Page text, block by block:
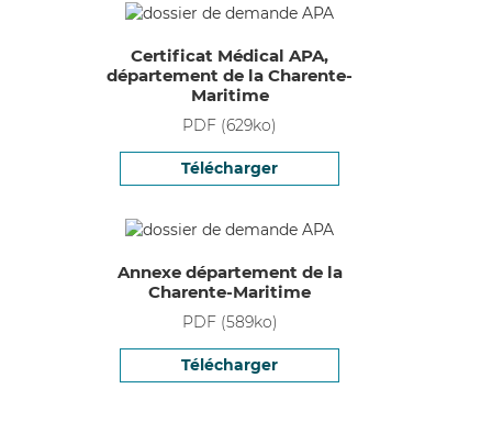
Certificat Médical APA,
département de la Charente-
Maritime
PDF (629ko)
Télécharger
Annexe département de la
Charente-Maritime
PDF(589ko)
Télécharger